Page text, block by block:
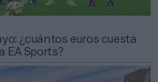
¿cuántos euros cuesta
EA Sports?